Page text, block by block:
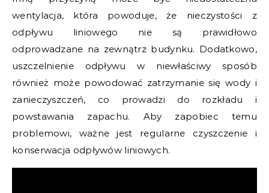
wentylacja, która powoduje, że nieczystości z
odpływu liniowego nie są prawidłowo
odprowadzane na zewnątrz budynku. Dodatkowo,
uszczelnienie odpływu w niewłaściwy sposób
również może powodować zatrzymanie się wody i
zanieczyszczeń, co prowadzi do rozkładu i
powstawania zapachu. Aby zapobiec temu
problemowi, ważne jest regularne czyszczenie i
konserwacja odpływów liniowych.